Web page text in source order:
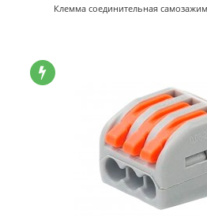
Клемма соединительная